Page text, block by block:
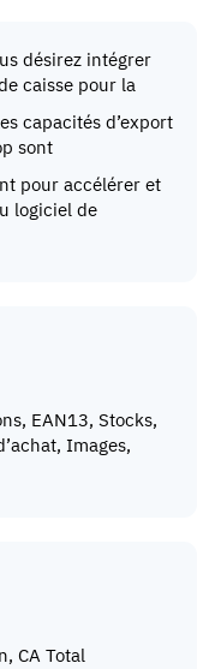
désirez intégrer
caisse pour la
capacités d’export
sont
pour accélérer et
logiciel de
EAN13, Stocks,
Images,
CA Total